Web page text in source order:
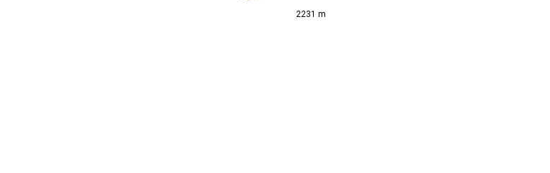
2231 m